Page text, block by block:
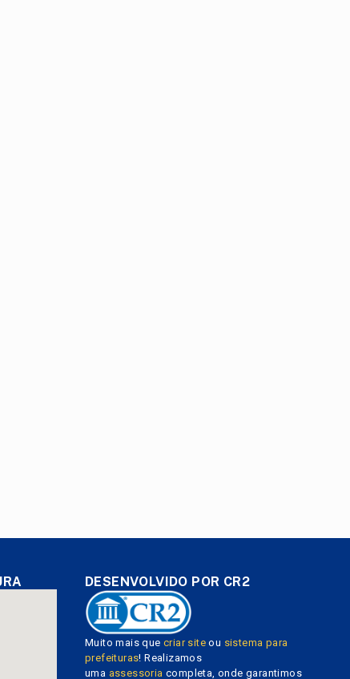
DESENVOLVIDO POR CR2
Muito mais quecriar site ou sistema para
prefeituras! Realizamos
uma assessoria completa, onde garantimos